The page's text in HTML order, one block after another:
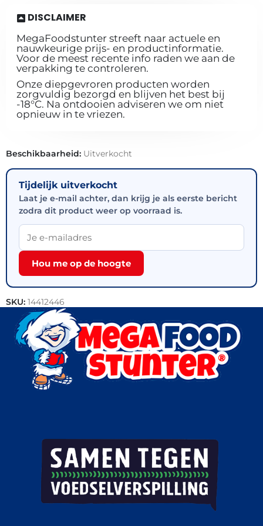
DISCLAIMER
MegaFoodstunter streeft naar actuele en
nauwkeurige prijs- en productinformatie.
Voor de meest recente info raden we aan de
verpakking te controleren.
Onze diepgevroren producten worden
zorgvuldig bezorgd en blijven het best bij
-18°C. Na ontdooien adviseren we om niet
opnieuw in te vriezen.
Beschikbaarheid: Uitverkocht
Tijdelijk uitverkocht
Laat je e-mail achter, dan krijg je als eerste bericht
zodra dit product weer op voorraad is.
Hou me op de hoogte
SKU: 14412446
Categorie: Outlet